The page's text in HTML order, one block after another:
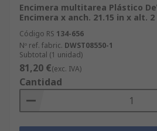
Encimera multitarea Plástico
Encimera x anch. 21.15 in x alt. 2
Código RS 134-656
Nº ref. fabric. DWST08550-1
Subtotal (1 unidad)
81,20 €(exc. IVA)
Cantidad